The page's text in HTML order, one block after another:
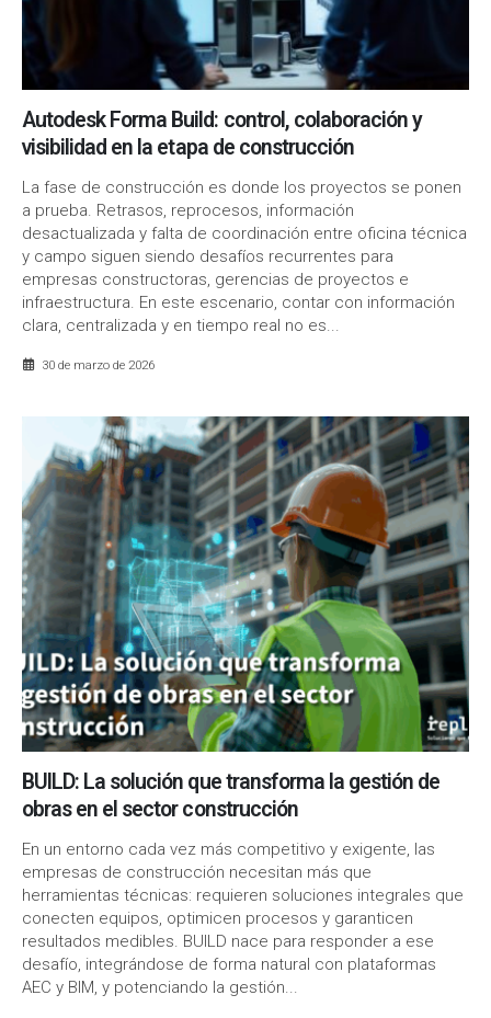
Autodesk Forma Build: control, colaboración y
visibilidad en la etapa de construcción
La fase de construcción es donde los proyectos se ponen
a prueba. Retrasos, reprocesos, información
desactualizada y falta de coordinación entre oficina técnica
y campo siguen siendo desafíos recurrentes para
empresas constructoras, gerencias de proyectos e
infraestructura. En este escenario, contar con información
clara, centralizada y en tiempo real no es...
30 de marzo de 2026
BUILD: La solución que transforma la gestión de
obras en el sector construcción
En un entorno cada vez más competitivo y exigente, las
empresas de construcción necesitan más que
herramientas técnicas: requieren soluciones integrales que
conecten equipos, optimicen procesos y garanticen
resultados medibles. BUILD nace para responder a ese
desafío, integrándose de forma natural con plataformas
AEC y BIM, y potenciando la gestión...